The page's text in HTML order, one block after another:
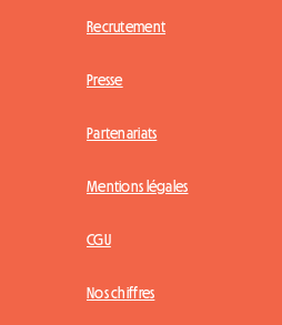
Recrutement
Presse
Partenariats
Mentions légales
CGU
Nos chiffres